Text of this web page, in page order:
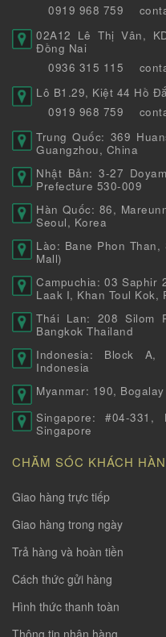
0919 968 759
02A12 Lê Thị Vân,
Đồng Nai
0936 315 115
Lô B1.29, Kiệt 44 Hồ
0919 968 759
Trung Quốc: 369
Guangzhou, China
Nhật Bản: 3-27
Prefecture 530-009
Hàn Quốc: 86,
Seoul, Korea
Lào: Bane Phon
Mall)
Campuchia: 03 Saphir
Laak I, Khan Toul Kok,
Thái Lan: 208 Silom
Bangkok Thailand
Indonesia: Block
Indonesia
Myanmar: 190,
Singapore: #04-
Singapore
CHĂM SÓC KHÁCH
Giao hàng trực tiếp
Giao hàng trong ngày
Trả hàng và hoàn tiền
Cách thức gửi hàng
Hình thức thanh toàn